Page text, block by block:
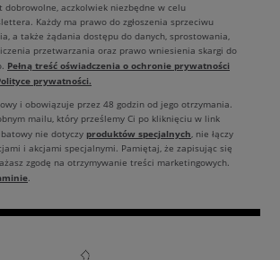
dobrowolne, aczkolwiek niezbędne w celu
Każdy ma prawo do zgłoszenia sprzeciwu
a także żądania dostępu do danych, sprostowania,
przetwarzania oraz prawo wniesienia skargi do
Pełną treść oświadczenia o ochronie prywatności
prywatności.
i obowiązuje przez 48 godzin od jego otrzymania.
mailu, który prześlemy Ci po kliknięciu w link
nie dotyczy produktów specjalnych, nie łączy
i akcjami specjalnymi. Pamiętaj, że zapisując się
zgodę na otrzymywanie treści marketingowych.
.